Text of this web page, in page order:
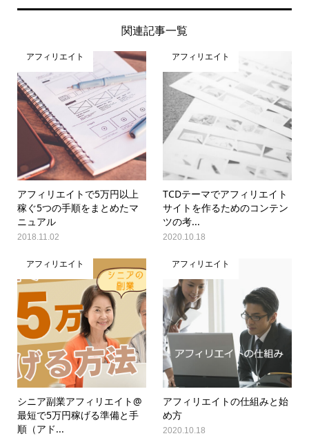
関連記事一覧
アフィリエイト
アフィリエイトで5万円以上
稼ぐ5つの手順をまとめたマ
ニュアル
2018.11.02
アフィリエイト
TCDテーマでアフィリエイト
サイトを作るためのコンテン
ツの考...
2020.10.18
アフィリエイト
シニア副業アフィリエイト@
最短で5万円稼げる準備と手
順（アド...
アフィリエイト
アフィリエイトの仕組みと始
め方
2020.10.18